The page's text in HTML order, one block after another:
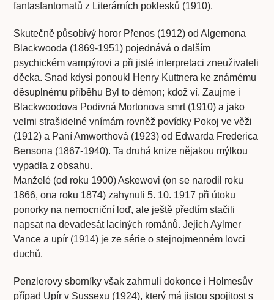
fantasfantomatů z Literárních poklesků (1910).
Skutečně působivý horor Přenos (1912) od Algernona
Blackwooda (1869-1951) pojednává o dalším
psychickém vampýrovi a při jisté interpretaci zneuživateli
děcka. Snad kdysi ponoukl Henry Kuttnera ke známému
děsuplnému příběhu Byl to démon; kdož ví. Zaujme i
Blackwoodova Podivná Mortonova smrt (1910) a jako
velmi strašidelné vnímám rovněž povídky Pokoj ve věži
(1912) a Paní Amworthová (1923) od Edwarda Frederica
Bensona (1867-1940). Ta druhá knize nějakou mýlkou
vypadla z obsahu.
Manželé (od roku 1900) Askewovi (on se narodil roku
1866, ona roku 1874) zahynuli 5. 10. 1917 při útoku
ponorky na nemocniční loď, ale ještě předtím stačili
napsat na devadesát laciných románů. Jejich Aylmer
Vance a upír (1914) je ze série o stejnojmenném lovci
duchů.
Penzlerovy sborníky však zahrnuli dokonce i Holmesův
případ Upír v Sussexu (1924), který má jistou spojitost s